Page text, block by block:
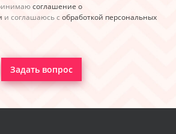
соглашение о
и соглашаюсь с обработкой персональных
Задать вопрос